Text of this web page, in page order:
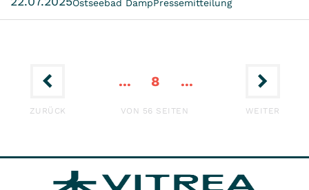
Ostseebad DampPressemitteilung
ERSTE
ZURÜCK
... 8 ...
WEITER
VON 56 SEITEN